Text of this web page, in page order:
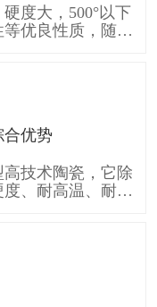
度大，500°以下
优良性质，随着
浆成型是氧化锆
型的成型过程包
合优势
技术陶瓷，它除
、耐高温、耐酸
汽车零件等，甚
。 消费电子领